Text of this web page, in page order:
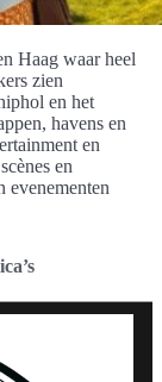
Haag waar heel
zien
en het
havens en
en
en
evenementen